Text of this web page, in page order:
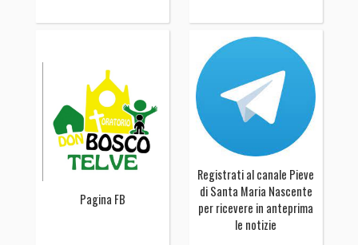
Pagina FB
Registrati al canale Pieve
di Santa Maria Nascente
per ricevere in anteprima
le notizie